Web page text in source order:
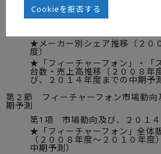
★携帯電話端末全体の販売台数
★メーカー別シェア推移（２０
度）
★「フィーチャーフォン」・「
台数・売上高推移（２００８年
び、２０１４年度までの中期予
第２節 フィーチャーフォン市場動向
期予測
第1項 市場動向及び、２０１
★「フィーチャーフォン」全体
（２００８年度～２０１０年
中期予測）
Cookieを拒否する